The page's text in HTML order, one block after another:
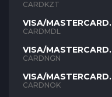
KZT
CARDKZT
VISA/MASTERCARD
MDL
CARDMDL
VISA/MASTERCARD
NGN
CARDNGN
VISA/MASTERCARD
NOK
CARDNOK